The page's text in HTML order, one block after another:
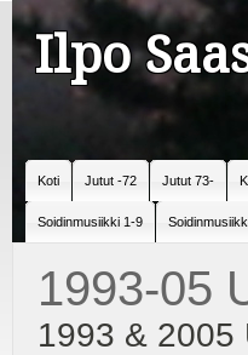
Ilpo
Koti Jutut -72 Jutut 73-
Soidinmusiikki 1-9
1993-05
1993 & 2005